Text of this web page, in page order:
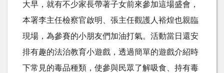
大早，就有不少家長帶著子女前來參加這場盛會，
本署李主任檢察官啟明、張主任觀護人裕煌也親臨
現場，為參賽的小朋友們加油打氣。活動當日還安
排有趣的法治教育小遊戲，透過簡單的遊戲介紹時
下常見的毒品種類，使參與民眾了解吸食、持有毒